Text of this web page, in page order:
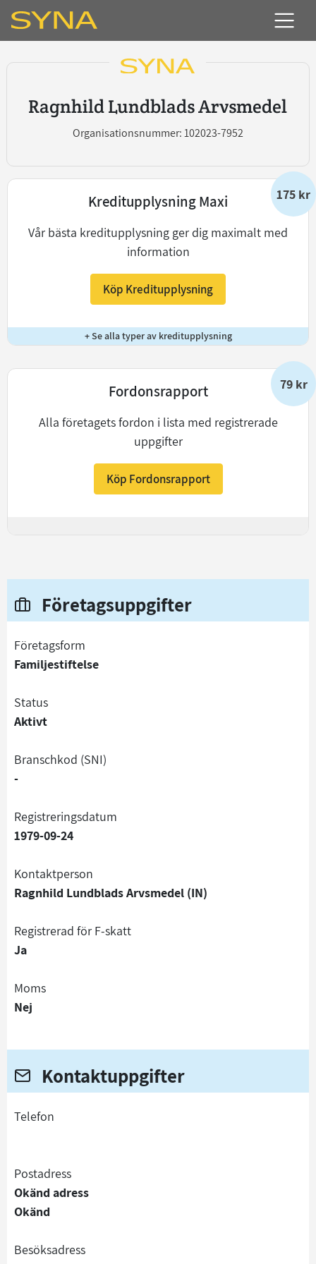
Ragnhild Lundblads Arvsmedel
Organisationsnummer: 102023-7952
175 kr
Kreditupplysning Maxi
Vår bästa kreditupplysning ger dig maximalt med
information
Köp Kreditupplysning
+ Se alla typer av kreditupplysning
79 kr
Fordonsrapport
Alla företagets fordon i lista med registrerade
uppgifter
Köp Fordonsrapport
Företagsuppgifter
företagsform
Familjestiftelse
status
Aktivt
branschkod (SNI)
-
registreringsdatum
1979-09-24
Kontaktperson
Ragnhild Lundblads Arvsmedel (IN)
registrerad för F-skatt
Ja
Moms
Nej
Kontaktuppgifter
telefon
Postadress
Okänd adress
Okänd
Besöksadress